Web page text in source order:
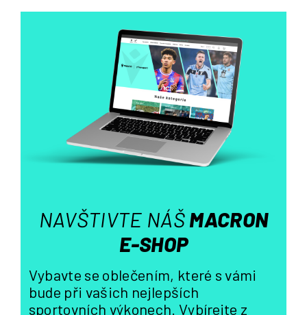
á
d
a
c
í
p
r
v
k
y
p
i
s
NAVŠTIVTE NÁŠMACRON
E-SHOP
Vybavte se oblečením, které s vámi
bude při vašich nejlepších
sportovních výkonech. Vybírejte z